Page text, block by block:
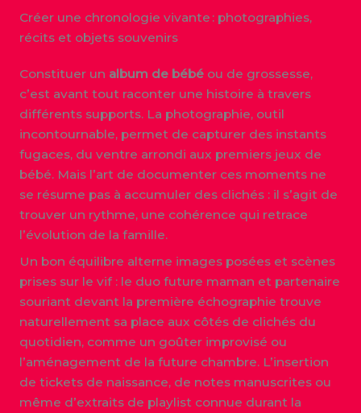
Créer une chronologie vivante : photographies,
récits et objets souvenirs
Constituer un album de bébéou de grossesse,
c’est avant tout raconter une histoire à travers
différents supports. La photographie, outil
incontournable, permet de capturer des instants
fugaces, du ventre arrondi aux premiers jeux de
bébé. Mais l’art de documenter ces moments ne
se résume pas à accumuler des clichés : il s’agit de
trouver un rythme, une cohérence qui retrace
l’évolution de la famille.
Un bon équilibre alterne images posées et scènes
prises sur le vif : le duo future maman et partenaire
souriant devant la première échographie trouve
naturellement sa place aux côtés de clichés du
quotidien, comme un goûter improvisé ou
l’aménagement de la future chambre. L’insertion
de tickets de naissance, de notes manuscrites ou
même d’extraits de playlist connue durant la